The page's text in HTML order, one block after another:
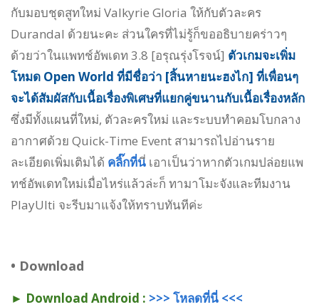
กับมอบชุดสูทใหม่ Valkyrie Gloria ให้กับตัวละคร
Durandal ด้วยนะคะ ส่วนใครที่ไม่รู้ก็ขออธิบายคร่าวๆ
ด้วยว่าในแพทช์อัพเดท 3.8 [อรุณรุ่งโรจน์] ตัวเกมจะเพิ่ม
โหมด Open World ที่มีชื่อว่า [สิ้นหายนะฮงไก] ที่เพื่อนๆ
จะได้สัมผัสกับเนื้อเรื่องพิเศษที่แยกคู่ขนานกับเนื้อเรื่องหลัก
ซึ่งมีทั้งแผนที่ใหม่, ตัวละครใหม่ และระบบทำคอมโบกลาง
อากาศด้วย Quick-Time Event สามารถไปอ่านราย
ละเอียดเพิ่มเติมได้ คลิ๊กที่น ี่ เอาเป็นว่าหากตัวเกมปล่อยแพ
ทช์อัพเดทใหม่เมื่อไหร่แล้วล่ะก็ ทามาโมะจังและทีมงาน
PlayUlti จะรีบมาแจ้งให้ทราบทันทีค่ะ
• Download
► Download Android : >>> โหลดที่นี่ <<<